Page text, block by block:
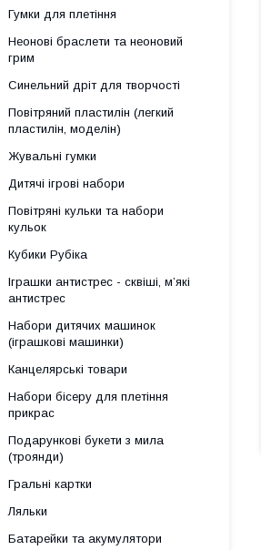
Гумки для плетіння
Неонові браслети та неоновий
грим
Синельний дріт для творчості
Повітряний пластилін (легкий
пластилін, моделін)
Жувальні гумки
Дитячі ігрові набори
Повітряні кульки та набори
кульок
Кубики Рубіка
Іграшки антистрес - сквіші, м’які
антистрес
Набори дитячих машинок
(іграшкові машинки)
Канцелярські товари
Набори бісеру для плетіння
прикрас
Подарункові букети з мила
(троянди)
Гральні картки
Ляльки
Батарейки та акумулятори